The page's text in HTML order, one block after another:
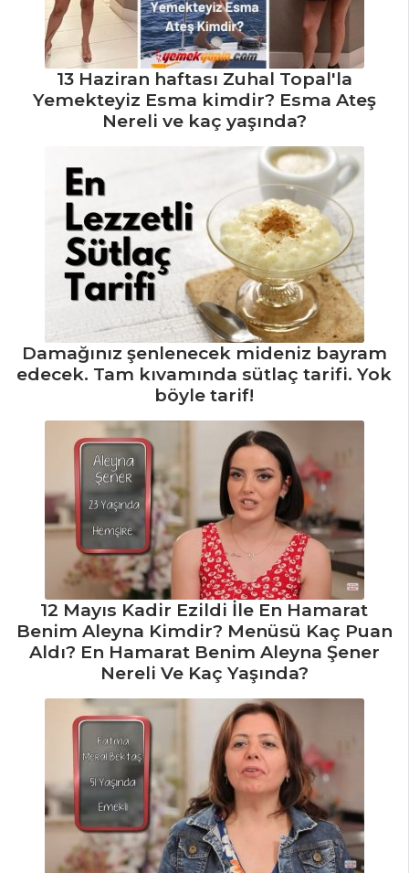
LİMON SOSLU
DANA DİL
Terbiyeli Köfte
Et Yemekleri Tüm
13 Haziran haftası Zuhal Topal'la
Yemekteyiz Esma kimdir? Esma Ateş
Nereli ve kaç yaşında?
Damağınız şenlenecek mideniz bayram
edecek. Tam kıvamında sütlaç tarifi. Yok
böyle tarif!
12 Mayıs Kadir Ezildi İle En Hamarat
Benim Aleyna Kimdir? Menüsü Kaç Puan
Aldı? En Hamarat Benim Aleyna Şener
Nereli Ve Kaç Yaşında?